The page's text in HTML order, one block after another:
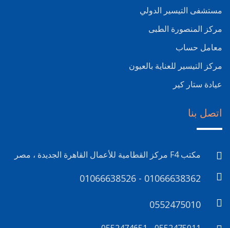
مستشفى التيسير الدولي
مركز المنصورة الطبى
معامل حساب
مركز التيسير للعناية بالعيون
عيادة ستار كير
اتصل بنا
مكتب F4 مركز القطامية للأعمال القاهرة الجديدة ، مصر
01066638526 - 01066638362
0552475010